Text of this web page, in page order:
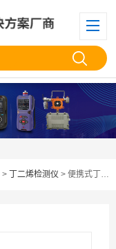
> 丁二烯检测仪 > 便携式丁二烯检测仪